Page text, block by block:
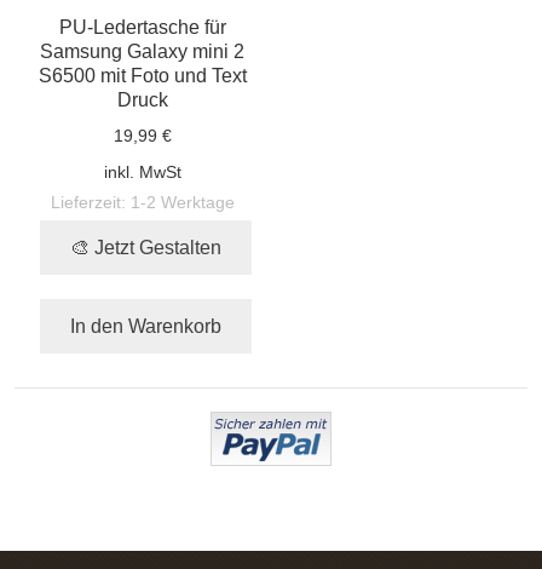
PU-Ledertasche für
Samsung Galaxy mini 2
S6500 mit Foto und Text
Druck
19,99 €
inkl. MwSt
Lieferzeit: 1-2 Werktage
🎨 Jetzt Gestalten
In den Warenkorb